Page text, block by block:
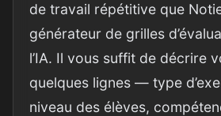
de travail répétitive que
générateur de grilles
l’IA. Il vous suffit de décrire
quelques lignes — type
niveau des élèves,